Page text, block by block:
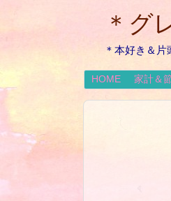
＊グ
＊本好き＆
HOME 家計＆